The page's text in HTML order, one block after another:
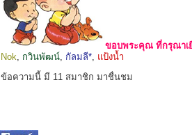
ขอบพระคุณ ที่กรุณาเ
Nok, กวินพัฒน์, กัลมลี*, แป้งน้ำ
ข้อความนี้ มี 11 สมาชิก มาชื่นชม